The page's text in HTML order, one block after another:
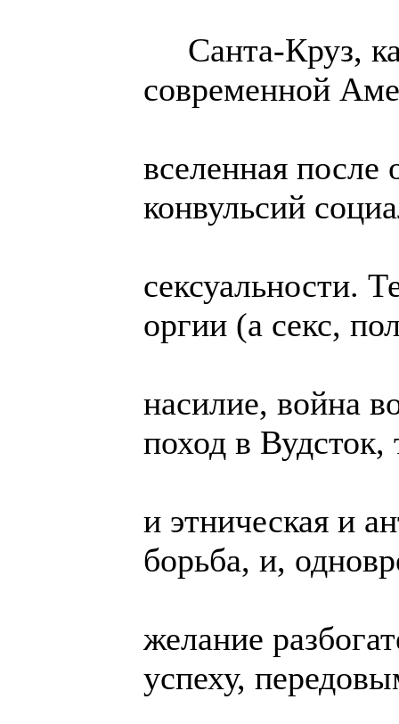
Санта-Круз,
современной
вселенная после
конвульсий
сексуальности.
оргии (а секс,
насилие, война
поход в Вудсток,
и этническая и
борьба, и,
желание
успеху,